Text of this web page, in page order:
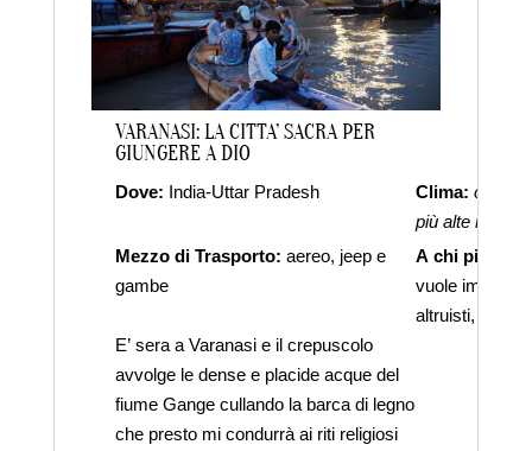
VARANASI: LA CITTA’ SACRA PER
GIUNGERE A DIO
Dove: India-Uttar Pradesh Clima: caldo
più alte nei
Mezzo di Trasporto: aereo, jeep e
gambe
A chi piace:
vuole
altruisti, a chi
E’ sera a Varanasi e il crepuscolo
avvolge le dense e placide acque del
fiume Gange cullando la barca di legno
che presto mi condurrà ai riti religiosi